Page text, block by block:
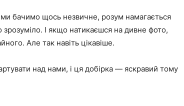
бачимо щось незвичне, розум намагається
І якщо натикаєшся на дивне фото,
Але так навіть цікавіше.
над нами, і ця добірка — яскравий тому